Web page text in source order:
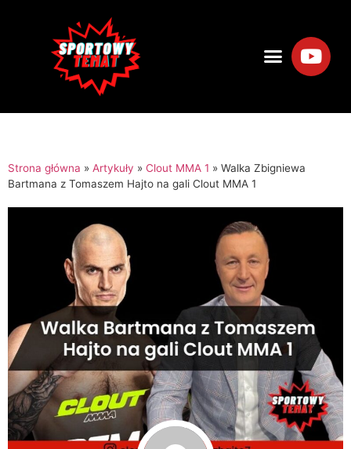
Strona główna » Artykuły » Clout MMA 1 » Walka Zbigniewa
Bartmana z Tomaszem Hajto na gali Clout MMA 1